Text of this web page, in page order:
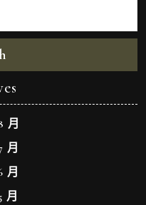
月
月
月
月